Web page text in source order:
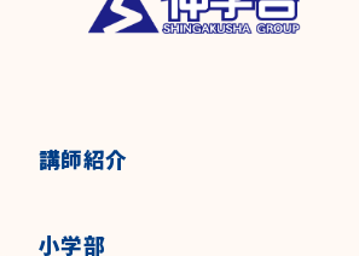
講師紹介
小学部